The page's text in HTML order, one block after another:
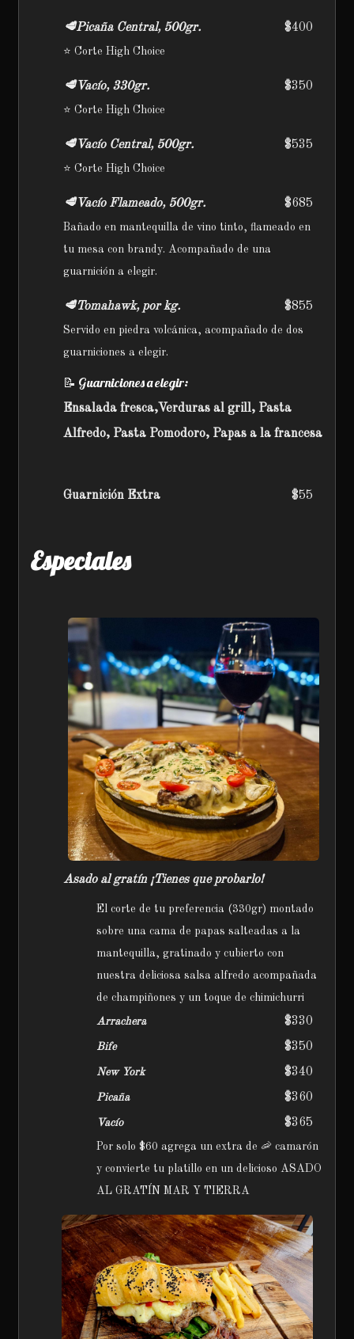
🥩Picaña Central, 500gr. $400
⭐️ Corte High Choice
🥩Vacío, 330gr. $350
⭐️ Corte High Choice
🥩Vacío Central, 500gr. $535
⭐️ Corte High Choice
🥩Vacío Flameado, 500gr. $685
Bañado en mantequilla de vino tinto, flameado en
tu mesa con brandy. Acompañado de una
guarnición a elegir.
🥩Tomahawk, por kg. $855
Servido en piedra volcánica, acompañado de dos
guarniciones a elegir.
📝 Guarniciones a elegir:
Ensalada fresca,Verduras al grill, Pasta
Alfredo, Pasta Pomodoro, Papas a la francesa
Guarnición Extra $55
Especiales
Asado al gratín ¡Tienes que probarlo!
El corte de tu preferencia (330gr) montado
sobre una cama de papas salteadas a la
mantequilla, gratinado y cubierto con
nuestra deliciosa salsa alfredo acompañada
de champiñones y un toque de chimichurri
Arrachera $330
Bife $350
New York $340
Picaña $360
Vacío $365
Por solo $60 agrega un extra de 🦐 camarón
y convierte tu platillo en un delicioso ASADO
AL GRATÍN MAR Y TIERRA